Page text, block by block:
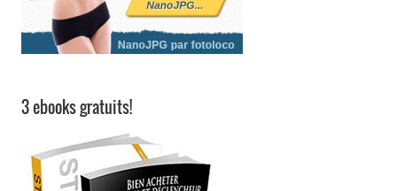
3 ebooks gratuits!